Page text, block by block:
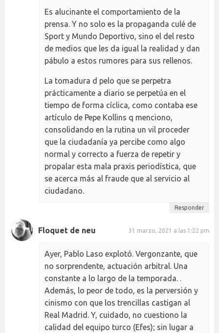
Es alucinante el comportamiento de la
prensa. Y no solo es la propaganda culé de
Sport y Mundo Deportivo, sino el del resto
de medios que les da igual la realidad y dan
pábulo a estos rumores para sus rellenos.
La tomadura d pelo que se perpetra
prácticamente a diario se perpetúa en el
tiempo de forma cíclica, como contaba ese
artículo de Pepe Kollins q menciono,
consolidando en la rutina un vil proceder
que la ciudadanía ya percibe como algo
normal y correcto a fuerza de repetir y
propalar esta mala praxis periodística, que
se acerca más al fraude que al servicio al
ciudadano.
Responder
Floquet de neu 31 marzo, 2021 a las 1:22 pm
Ayer, Pablo Laso explotó. Vergonzante, que
no sorprendente, actuación arbitral. Una
constante a lo largo de la temporada. .
Además, lo peor de todo, es la perversión y
cinismo con que los trencillas castigan al
Real Madrid. Y, cuidado, no cuestiono la
calidad del equipo turco (Efes); sin lugar a